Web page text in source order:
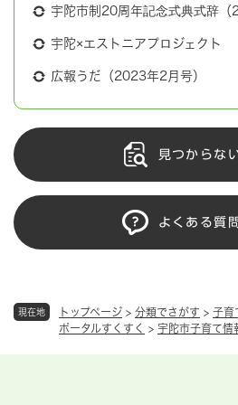
現在地 トップページ > 分類でさがす > 子育
ポータルすくすく
> 宇陀市子育て情
宇陀市制20周年記念式典式辞（
宇陀×エストニアプロジェクト
広報うだ（2023年2月号）
見つからな
よくある質